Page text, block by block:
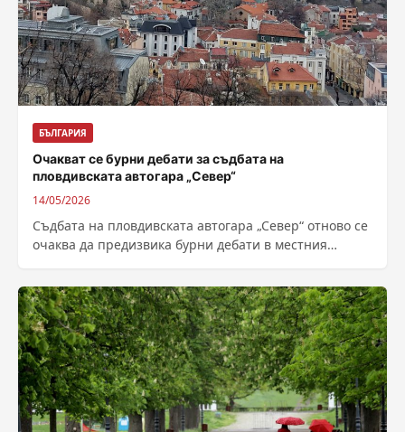
БЪЛГАРИЯ
Очакват се бурни дебати за съдбата на
пловдивската автогара „Север“
14/05/2026
Съдбата на пловдивската автогара „Север“ отново се
очаква да предизвика бурни дебати в местния